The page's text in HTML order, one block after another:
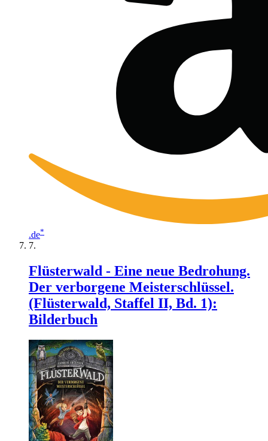
.de*
Flüsterwald - Eine neue Bedrohung.
Der verborgene Meisterschlüssel.
(Flüsterwald, Staffel II, Bd. 1):
Bilderbuch